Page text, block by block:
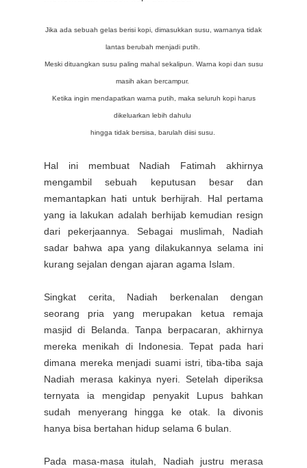
Jika ada sebuah gelas berisi kopi, dimasukkan susu, warnanya tidak
lantas berubah menjadi putih.
Meski dituangkan susu paling mahal sekalipun. Warna kopi dan susu
masih akan bercampur.
Ketika ingin mendapatkan warna putih, maka seluruh kopi harus
dikeluarkan lebih dahulu
hingga tidak bersisa, barulah diisi susu.
Hal ini membuat Nadiah Fatimah akhirnya
mengambil sebuah keputusan besar dan
memantapkan hati untuk berhijrah. Hal pertama
yang ia lakukan adalah berhijab kemudian resign
dari pekerjaannya. Sebagai muslimah, Nadiah
sadar bahwa apa yang dilakukannya selama ini
kurang sejalan dengan ajaran agama Islam.
Singkat cerita, Nadiah berkenalan dengan
seorang pria yang merupakan ketua remaja
masjid di Belanda. Tanpa berpacaran, akhirnya
mereka menikah di Indonesia. Tepat pada hari
dimana mereka menjadi suami istri, tiba-tiba saja
Nadiah merasa kakinya nyeri. Setelah diperiksa
ternyata ia mengidap penyakit Lupus bahkan
sudah menyerang hingga ke otak. Ia divonis
hanya bisa bertahan hidup selama 6 bulan.
Pada masa-masa itulah, Nadiah justru merasa